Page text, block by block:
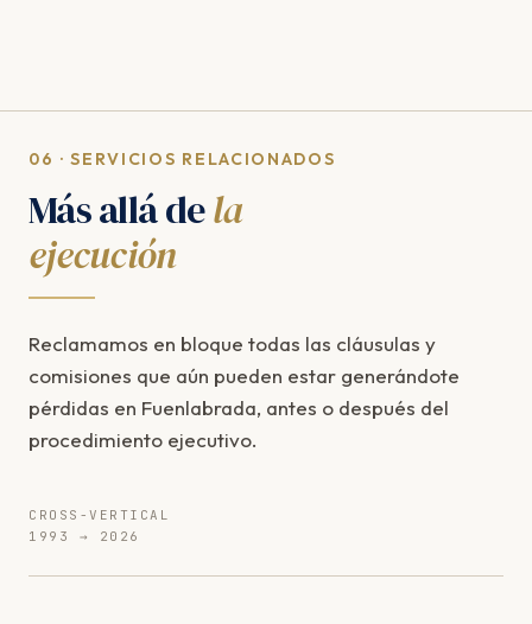
06 · SERVICIOS RELACIONADOS
Más allá dela
ejecución
Reclamamos en bloque todas las cláusulas y
comisiones que aún pueden estar generándote
pérdidas en Fuenlabrada, antes o después del
procedimiento ejecutivo.
CROSS-VERTICAL
1993 → 2026